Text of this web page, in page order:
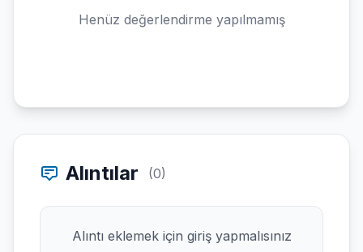
Henüz değerlendirme yapılmamış
Alıntılar (0)
Alıntı eklemek için giriş yapmalısınız